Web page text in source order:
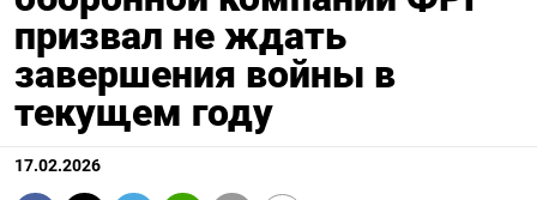
призвал не ждать
завершения войны в
текущем году
17.02.2026